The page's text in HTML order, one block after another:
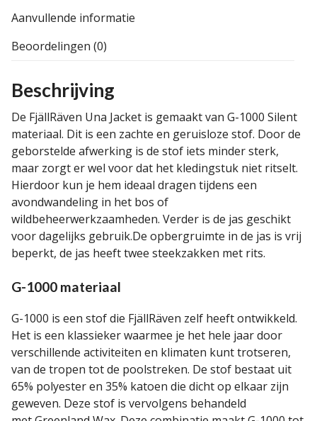
Aanvullende informatie
Beoordelingen (0)
Beschrijving
De FjällRäven Una Jacket is gemaakt van G-1000 Silent
materiaal. Dit is een zachte en geruisloze stof. Door de
geborstelde afwerking is de stof iets minder sterk,
maar zorgt er wel voor dat het kledingstuk niet ritselt.
Hierdoor kun je hem ideaal dragen tijdens een
avondwandeling in het bos of
wildbeheerwerkzaamheden. Verder is de jas geschikt
voor dagelijks gebruik.De opbergruimte in de jas is vrij
beperkt, de jas heeft twee steekzakken met rits.
G-1000 materiaal
G-1000 is een stof die FjällRäven zelf heeft ontwikkeld.
Het is een klassieker waarmee je het hele jaar door
verschillende activiteiten en klimaten kunt trotseren,
van de tropen tot de poolstreken. De stof bestaat uit
65% polyester en 35% katoen die dicht op elkaar zijn
geweven. Deze stof is vervolgens behandeld